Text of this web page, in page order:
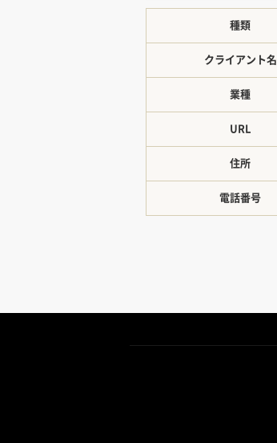
種類
クライアント名
業種
URL
住所
電話番号